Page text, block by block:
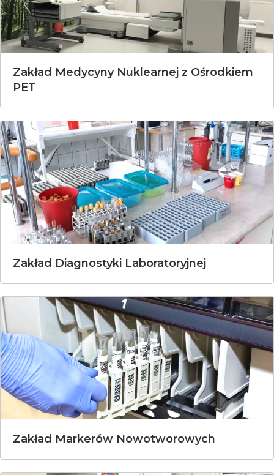
Zakład Medycyny Nuklearnej z Ośrodkiem
PET
Zakład Diagnostyki Laboratoryjnej
Zakład Markerów Nowotworowych